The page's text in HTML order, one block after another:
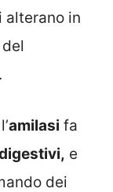
alterano in
amilasi fa
e
dei